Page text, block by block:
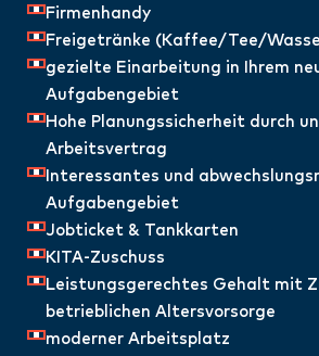
Firmenhandy
Freigetränke (Kaffee/Tee/
gezielte Einarbeitung in Ihrem
Aufgabengebiet
Hohe Planungssicherheit durch
Arbeitsvertrag
Interessantes und
Aufgabengebiet
Jobticket & Tankkarten
KITA-Zuschuss
Leistungsgerechtes Gehalt mit
betrieblichen Altersvorsorge
moderner Arbeitsplatz